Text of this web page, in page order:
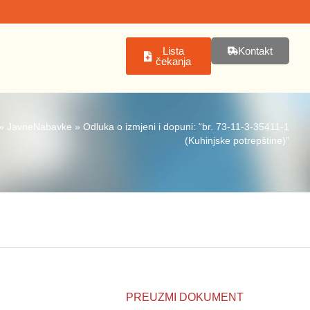
Lista
čekanja
Kontakt
JavneNabavke » Odluka o izmjeni i dopuni: “br. 73-11-3-35411-1
(Kuhinjske potrepštine)”
PREUZMI DOKUMENT